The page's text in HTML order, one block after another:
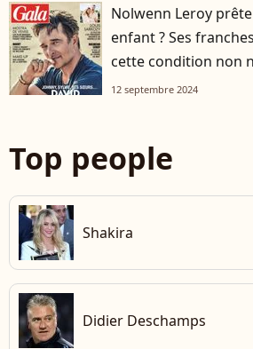
Nolwenn Leroy
enfant ? Ses
cette condition non
12 septembre 2024
Top people
Shakira
Didier Deschamps